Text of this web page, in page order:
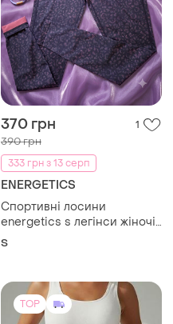
370 грн 1
390 грн
333 грн з 13 серп
ENERGETICS
Спортивні лосини
energetics s легінси жіночі
для фітнесу залу бігу
висока посадка
леопардовий принт
оригінал dryplus тайтси
S
TOP